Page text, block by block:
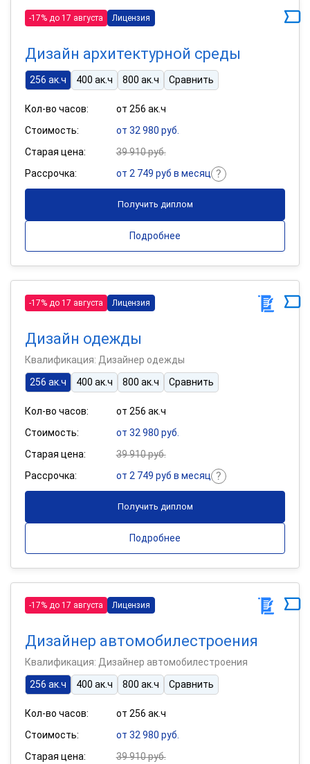
-17% до 17 августа Лицензия
Дизайн архитектурной среды
256 ак.ч 400 ак.ч 800 ак.ч Сравнить
Кол-во часов:
от 256 ак.ч
Стоимость:
от 32 980 руб.
Старая цена:
39 910 руб.
Рассрочка:
от 2 749 руб в месяц
Получить диплом
Подробнее
-17% до 17 августа Лицензия
Дизайн одежды
Квалификация: Дизайнер одежды
256 ак.ч
400 ак.ч 800 ак.ч Сравнить
Кол-во часов:
от 256 ак.ч
Стоимость:
от 32 980 руб.
Старая цена:
39 910 руб.
Рассрочка:
от 2 749 руб в месяц
Получить диплом
Подробнее
-17% до 17 августа Лицензия
Дизайнер автомобилестроения
Квалификация: Дизайнер автомобилестроения
256 ак.ч
400 ак.ч 800 ак.ч Сравнить
Кол-во часов:
от 256 ак.ч
Стоимость:
от 32 980 руб.
Старая цена:
39 910 руб.